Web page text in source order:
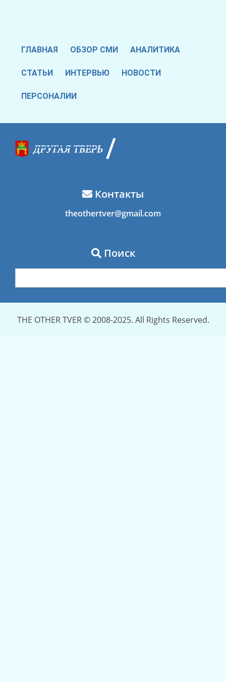
ГЛАВНАЯ ОБЗОР СМИ АНАЛИТИКА
СТАТЬИ ИНТЕРВЬЮ НОВОСТИ
ПЕРСОНАЛИИ
Контакты
theothertver@gmail.com
Поиск
THE OTHER TVER © 2008-2025. All Rights Reserved.